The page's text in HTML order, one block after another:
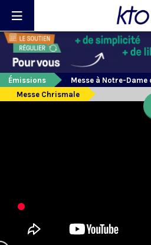
Émissions
Messe à Notre-Dame
Messe Chrismale